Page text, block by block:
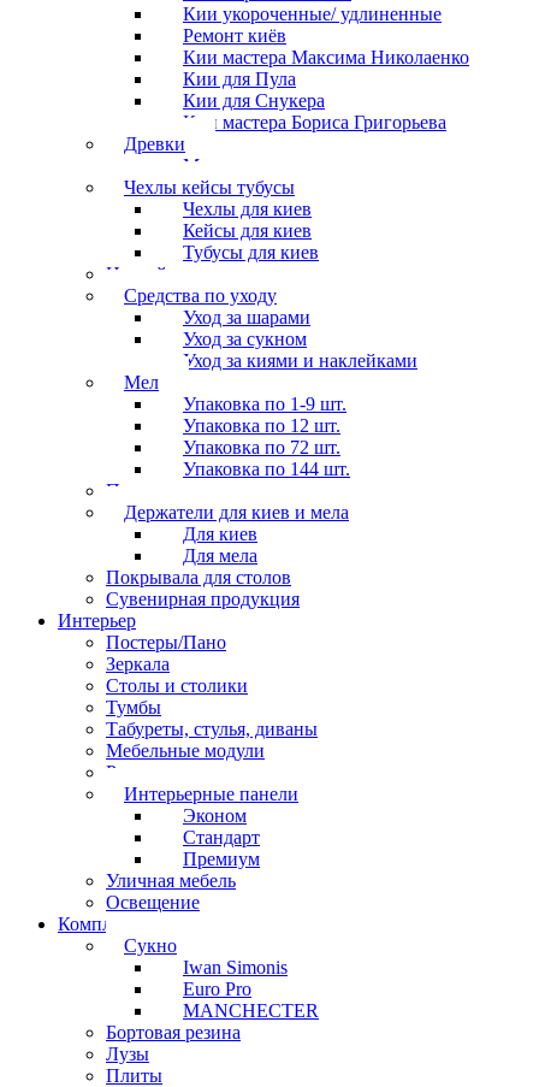
Кии укороченные/ удлиненные
Ремонт киёв
Кии мастера Максима Николаенко
Кии для Пула
Кии для Снукера
Кии мастера Бориса Григорьева
Древки
Мосты для киев
Чехлы кейсы тубусы
Чехлы для киев
Кейсы для киев
Тубусы для киев
Наклейки
Средства по уходу
Уход за шарами
Уход за сукном
Уход за киями и наклейками
Мел
Упаковка по 1-9 шт.
Упаковка по 12 шт.
Упаковка по 72 шт.
Упаковка по 144 шт.
Перчатки
Держатели для киев и мела
Для киев
Для мела
Покрывала для столов
Сувенирная продукция
Интерьер
Постеры/Пано
Зеркала
Столы и столики
Тумбы
Табуреты, стулья, диваны
Мебельные модули
Рамы под картины
Интерьерные панели
Эконом
Стандарт
Премиум
Уличная мебель
Освещение
Комплектующие
Сукно
Iwan Simonis
Euro Pro
MANCHECTER
Бортовая резина
Лузы
Плиты